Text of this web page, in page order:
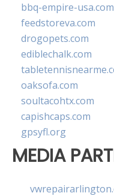
bbq-empire-usa.com
feedstoreva.com
drogopets.com
ediblechalk.com
oaksofa.com
soultacohtx.com
capishcaps.com
gpsyfl.org
MEDIA